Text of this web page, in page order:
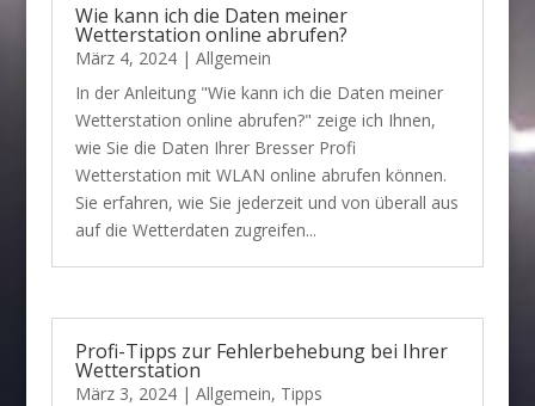
Wie kann ich die Daten meiner
Wetterstation online abrufen?
März 4, 2024| Allgemein
In der Anleitung "Wie kann ich die Daten meiner
Wetterstation online abrufen?" zeige ich Ihnen,
wie Sie die Daten Ihrer Bresser Profi
Wetterstation mit WLAN online abrufen können.
Sie erfahren, wie Sie jederzeit und von überall aus
auf die Wetterdaten zugreifen...
Profi-Tipps zur Fehlerbehebung bei Ihrer
Wetterstation
März 3, 2024| Allgemein, Tipps